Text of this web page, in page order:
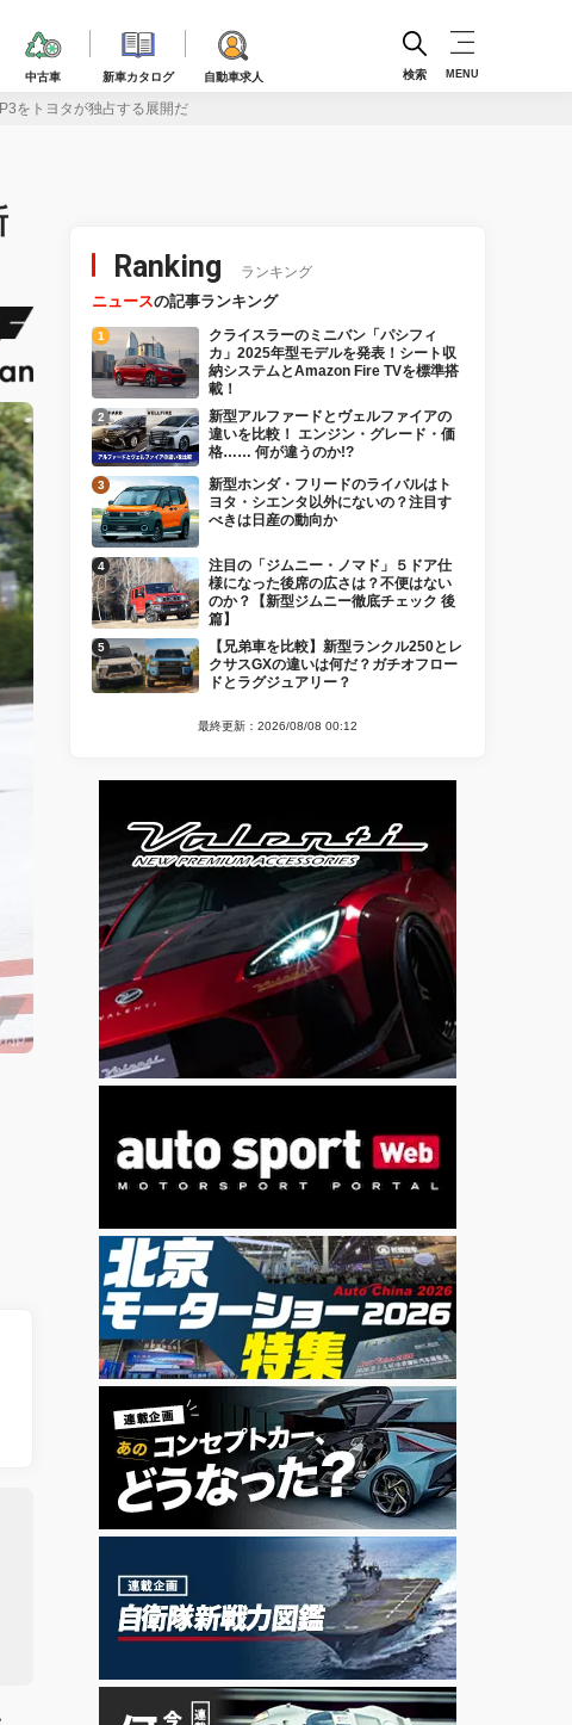
中古車 新車カタログ 自動車求人 検索 MENU
をトヨタが独占する展開だ
Ranking ランキング
ニュースの記事ランキング
クライスラーのミニバン「パシフィ
カ」2025年型モデルを発表！シート収
納システムとAmazon Fire TVを標準搭
載！
新型アルファードとヴェルファイアの
違いを比較！ エンジン・グレード・価
格…… 何が違うのか!?
新型ホンダ・フリードのライバルはト
ヨタ・シエンタ以外にないの？注目す
べきは日産の動向か
注目の「ジムニー・ノマド」５ドア仕
様になった後席の広さは？不便はない
のか？【新型ジムニー徹底チェック 後
篇】
【兄弟車を比較】新型ランクル250とレ
クサスGXの違いは何だ？ガチオフロー
ドとラグジュアリー？
最終更新：2026/08/08 00:12